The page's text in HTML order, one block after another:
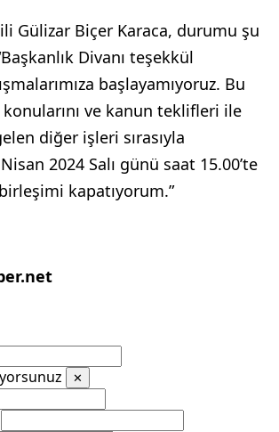
Gülizar Biçer Karaca, durumu şu
Divanı teşekkül
başlayamıyoruz. Bu
ve kanun teklifleri ile
diğer işleri sırasıyla
2024 Salı günü saat 15.00’te
kapatıyorum.”
✕